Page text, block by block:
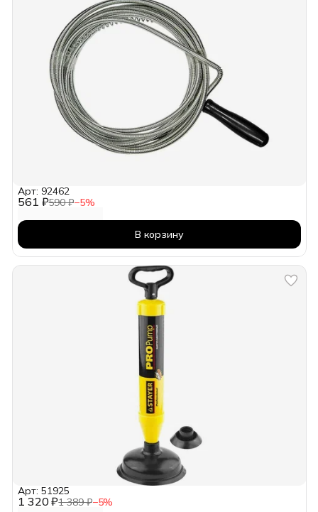
561 ₽590 ₽−5%
Арт: 92462
В корзину
1 320 ₽1 389 ₽−5%
Арт: 51925